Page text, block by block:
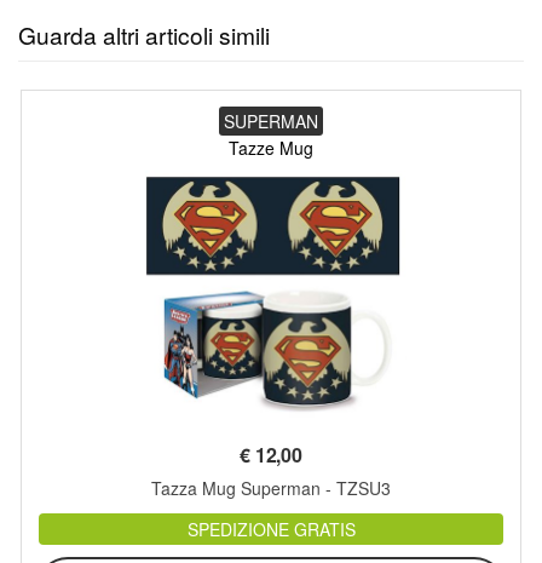
Guarda altri articoli simili
SUPERMAN
Tazze Mug
€ 12,00
Tazza Mug Superman - TZSU3
SPEDIZIONE GRATIS